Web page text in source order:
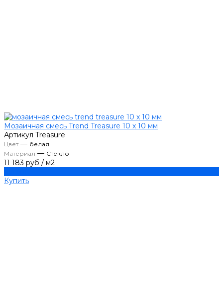
Мозаичная смесь Trend Treasure 10 х 10 мм
Артикул Treasure
Цвет— белая
Материал — Стекло
11 183 руб / м2
Купить